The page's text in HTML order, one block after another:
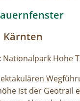
Kärnten
Nationalpark Hohe
ist der Geotrail